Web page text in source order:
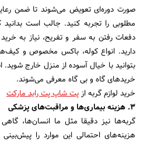
صورت دوره‌ای تعویض می‌شوند تا ضمن
مطلوبی را تجربه کنید. جالب است
دفعات رفتن به سفر و تفریح، نیاز به
دارید. انواع کوله، باکس مخصوص و
بتوانید با خیال آسوده از منزل خارج
خرید‌های گاه و بی گاه معرفی می‌شوند.
خرید لوازم گربه ازپت شاپ پت راید مارکت
3. هزینه بیماری‌ها و مراقبت‌های پزشکی
گربه‌ها نیز دقیقا مثل ما انسان‌ها،
هزینه‌های احتمالی این موارد را